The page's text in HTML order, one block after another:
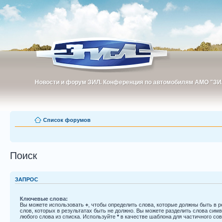
Новости и форум ЗИЛ. Конференция по автомобилям АМО
Новости и форум ЗИЛ. Конференция по автомобилям АМО
Список форумов
Поиск
ЗАПРОС
Ключевые слова:
Вы можете использовать+ , чтобы определить слова, которые должны быть в
слов, которых в результатах быть не должно. Вы можете разделить слова
любого слова из списка. Используйте* в качестве шаблона для частичного